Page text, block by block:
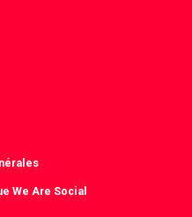
We Are Social